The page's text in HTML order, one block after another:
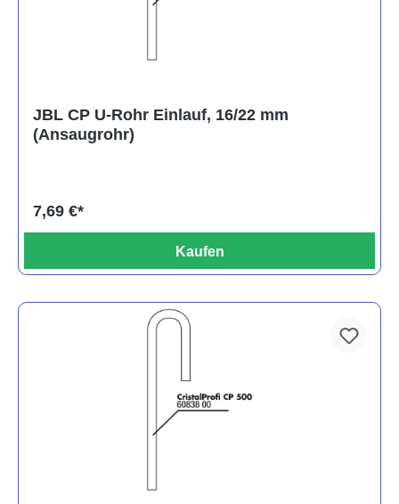
JBL CP U-Rohr Einlauf, 16/22 mm
(Ansaugrohr)
7,69 €*
Kaufen